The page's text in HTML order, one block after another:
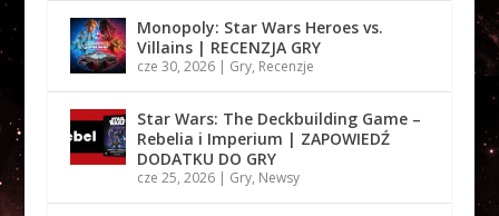
Monopoly: Star Wars Heroes vs.
Villains | RECENZJA GRY
cze 30, 2026| Gry, Recenzje
Star Wars: The Deckbuilding Game –
Rebelia i Imperium | ZAPOWIEDŹ
DODATKU DO GRY
cze 25, 2026| Gry, Newsy